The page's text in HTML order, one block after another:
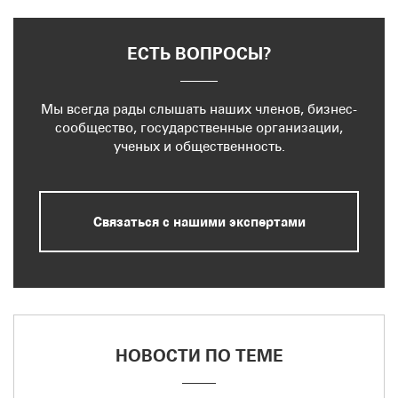
ЕСТЬ ВОПРОСЫ?
Мы всегда рады слышать наших членов, бизнес-
сообщество, государственные организации,
ученых и общественность.
Связаться с нашими экспертами
НОВОСТИ ПО ТЕМЕ